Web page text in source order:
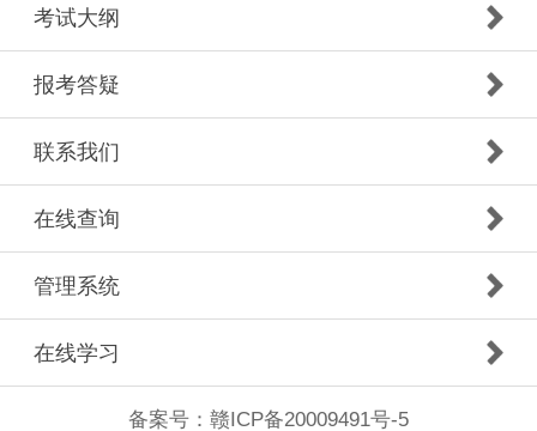
考试大纲
报考答疑
联系我们
在线查询
管理系统
在线学习
备案号： 赣ICP备20009491号-5